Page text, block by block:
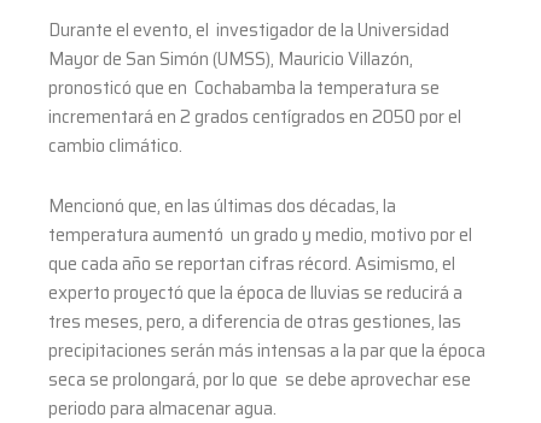
Durante el evento, el investigador de la Universidad
Mayor de San Simón (UMSS), Mauricio Villazón,
pronosticó que en Cochabamba la temperatura se
incrementará en 2 grados centígrados en 2050 por el
cambio climático.
Mencionó que, en las últimas dos décadas, la
temperatura aumentó un grado y medio, motivo por el
que cada año se reportan cifras récord. Asimismo, el
experto proyectó que la época de lluvias se reducirá a
tres meses, pero, a diferencia de otras gestiones, las
precipitaciones serán más intensas a la par que la época
seca se prolongará, por lo que se debe aprovechar ese
periodo para almacenar agua.